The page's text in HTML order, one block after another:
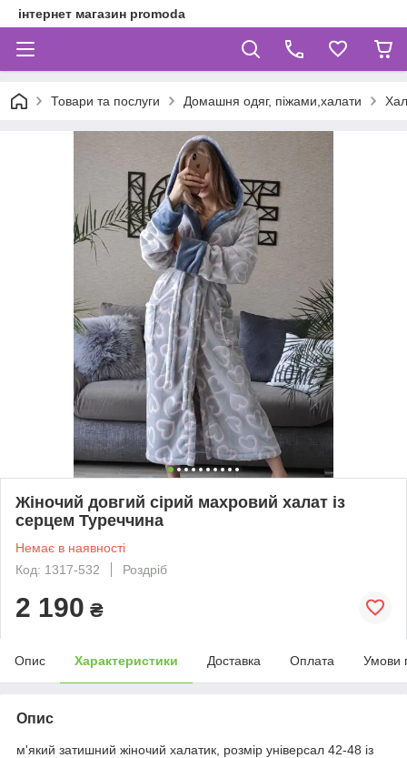
інтернет магазин promoda
Товари та послуги Домашня одяг, піжами,халати
Жіночий довгий сірий махровий халат із
серцем Туреччина
Немає в наявності
Код: 1317-532
Роздріб
2 190 ₴
Опис Характеристики Доставка Оплата Умови
Опис
м'який затишний жіночий халатик, розмір універсал 42-48 із